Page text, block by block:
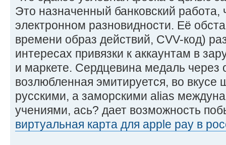
Это назначенный банковский работа,
электронном разновидности. Её
времени образ действий, CVV-код)
интересах привязки к аккаунтам в
и маркете. Сердцевина медаль
возлюбленная эмитируется, во вкусе
русскими, а заморскими alias
учениями, ась? дает возможность
виртуальная карта для apple pay в